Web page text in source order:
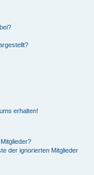
erhalten!
der ignorierten Mitglieder